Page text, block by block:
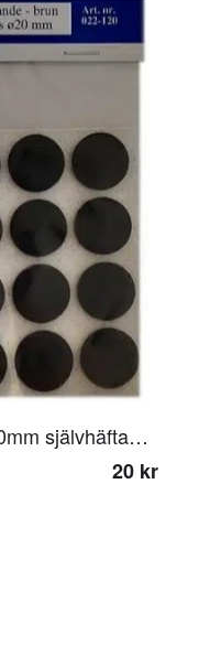
Golvskydd brun 20mm självhäftande
20 kr